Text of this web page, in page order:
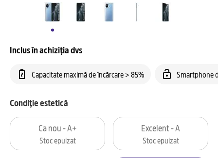
Inclus în achiziția dvs
Capacitate maximă de încărcare > 85% Smartphone
Condiție estetică
Ca nou - A+
Stoc epuizat
Excelent - A
Stoc epuizat